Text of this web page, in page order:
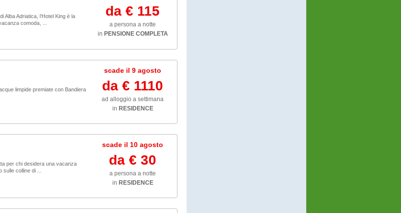
da € 115
a persona a notte
in PENSIONE COMPLETA
Alba Adriatica, l’Hotel King è la
comoda, ...
scade il 9 agosto
da € 1110
ad alloggio a settimana
in RESIDENCE
limpide premiate con Bandiera
scade il 10 agosto
da € 30
a persona a notte
in RESIDENCE
per chi desidera una vacanza
colline di ...